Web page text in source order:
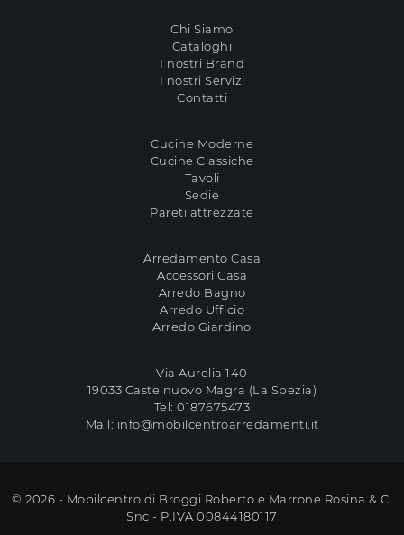
Chi Siamo
Cataloghi
I nostri Brand
I nostri Servizi
Contatti
Cucine Moderne
Cucine Classiche
Tavoli
Sedie
Pareti attrezzate
Arredamento Casa
Accessori Casa
Arredo Bagno
Arredo Ufficio
Arredo Giardino
Via Aurelia 140
19033 Castelnuovo Magra (La Spezia)
Tel:0187675473
Mail: info@mobilcentroarredamenti.it
© 2026 - Mobilcentro di Broggi Roberto e Marrone Rosina & C.
Snc - P.IVA 00844180117